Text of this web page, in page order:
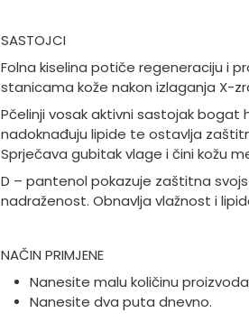
SASTOJCI
Folna kiselina potiče regeneraciju i
stanicama kože nakon izlaganja X-
Pčelinji vosak aktivni sastojak bogat
nadoknađuju lipide te ostavlja
Sprječava gubitak vlage i čini kožu
D – pantenol pokazuje zaštitna
nadraženost. Obnavlja vlažnost i
NAČIN PRIMJENE
Nanesite malu količinu
Nanesite dva puta dnevno.